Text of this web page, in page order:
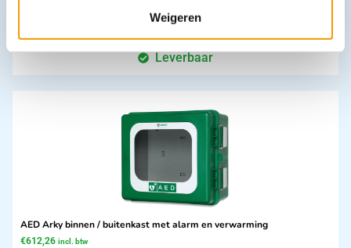
Weigeren
Leverbaar
AED Arky binnen / buitenkast met alarm en verwarming
€612,26 incl. btw